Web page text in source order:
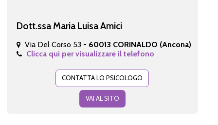
Dott.ssa Maria Luisa Amici
Via Del Corso 53 - 60013 CORINALDO (Ancona)
Clicca qui per visualizzare il telefono
CONTATTA LO PSICOLOGO
VAI AL SITO